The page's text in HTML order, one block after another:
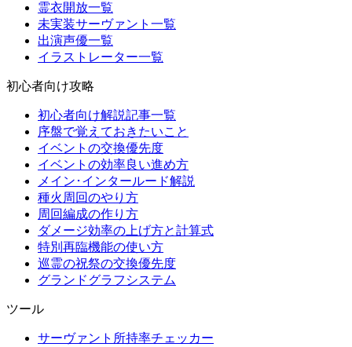
霊衣開放一覧
未実装サーヴァント一覧
出演声優一覧
イラストレーター一覧
初心者向け攻略
初心者向け解説記事一覧
序盤で覚えておきたいこと
イベントの交換優先度
イベントの効率良い進め方
メイン･インタールード解説
種火周回のやり方
周回編成の作り方
ダメージ効率の上げ方と計算式
特別再臨機能の使い方
巡霊の祝祭の交換優先度
グランドグラフシステム
ツール
サーヴァント所持率チェッカー